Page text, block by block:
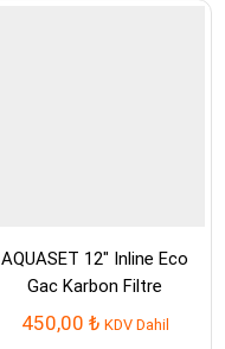
AQUASET 12″ Inline Eco
Gac Karbon Filtre
450,00 ₺ KDV Dahil